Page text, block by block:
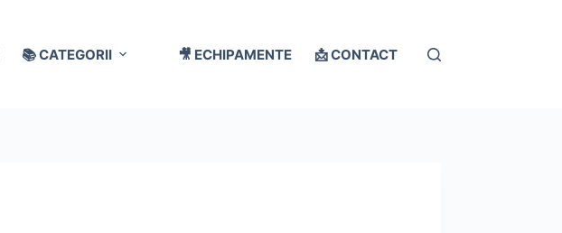
📚 CATEGORII 🎥 ECHIPAMENTE 📩 CONTACT